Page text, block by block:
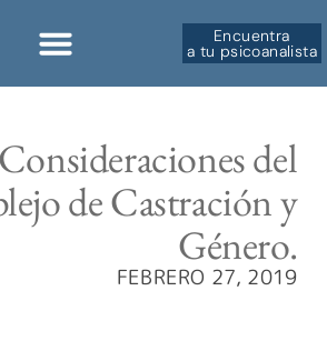
Encuentra
a tu psicoanalista
Consideraciones del
de Castración y
Género.
FEBRERO 27, 2019